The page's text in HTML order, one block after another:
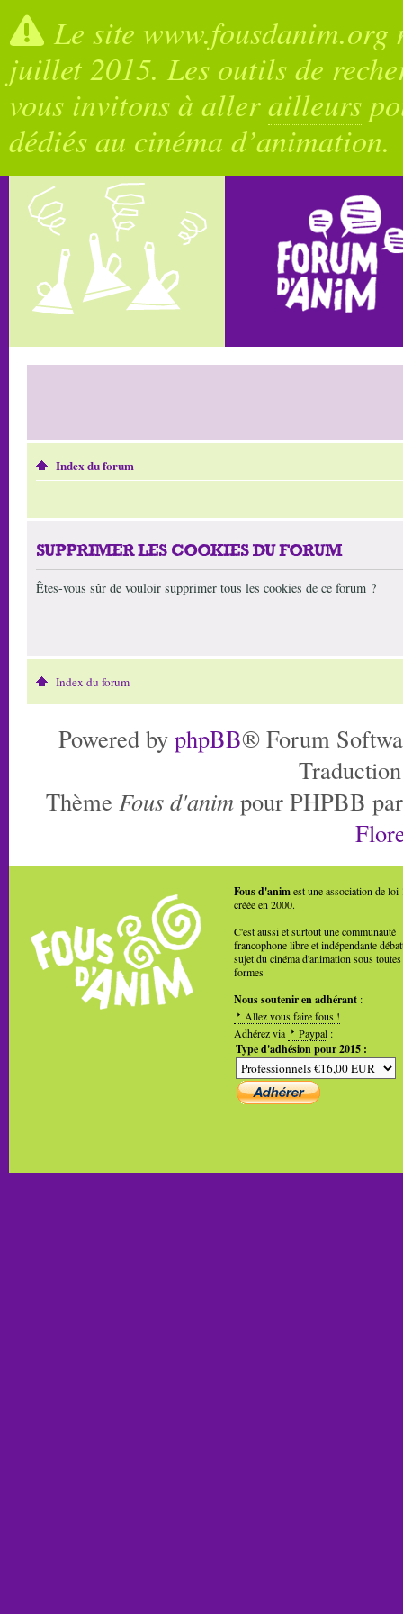
Le site
juillet 2015. Les outils de
vous invitons à allerailleurs
dédiés au cinéma d’animation.
Index du forum
SUPPRIMER LES COOKIES DU FORUM
Êtes-vous sûr de vouloir supprimer tous les cookies de ce forum ?
Index du forum
Powered by phpBB® Forum
Thème Fous d'anim pour PHPBB
Fous d'animest une association de loi
créée en 2000.
C'est aussi et surtout une communauté
francophone libre et indépendante
sujet du cinéma d'animation sous toutes
formes
Nous soutenir en adhérant :
Allez vous faire fous !
Adhérez via
Paypal :
Type d'adhésion pour 2015 :